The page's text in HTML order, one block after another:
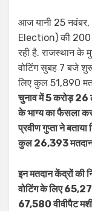
आज यानी 25 नवंबर,
Election) की
रही है. राजस्थान के
वोटिंग सुबह 7 बजे
लिए कुल 51,890
चुनाव में 5 करोड़ 26
के भाग्य का फैसला
प्रवीण गुप्ता ने
कुल 26,393 मतदान
इन मतदान केंद्रों की
वोटिंग के लिए
67,580 वीवीपैट